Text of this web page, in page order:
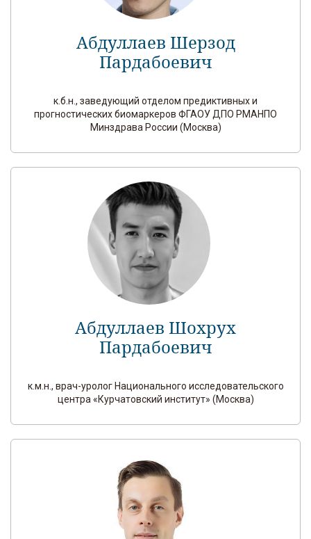
Абдуллаев Шерзод
Пардабоевич
к.б.н., заведующий отделом предиктивных и
прогностических биомаркеров ФГАОУ ДПО РМАНПО
Минздрава России (Москва)
Абдуллаев Шохрух
Пардабоевич
к.м.н., врач-уролог Национального исследовательского
центра «Курчатовский институт» (Москва)